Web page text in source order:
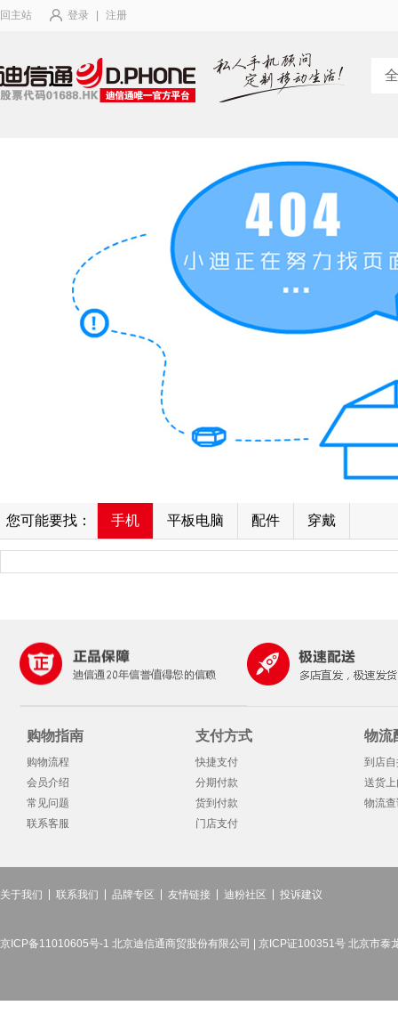
回主站 登录 注册
您可能要找： 手机 平板电脑 配件 穿戴
购物指南
购物流程
会员介绍
常见问题
联系客服
支付方式
快捷支付
分期付款
货到付款
门店支付
物流
到店
送货
物流
关于我们 联系我们 品牌专区 友情链接 迪粉社区 投诉建议
京ICP备11010605号-1 北京迪信通商贸股份有限公司 | 京ICP证100351号 北京市泰